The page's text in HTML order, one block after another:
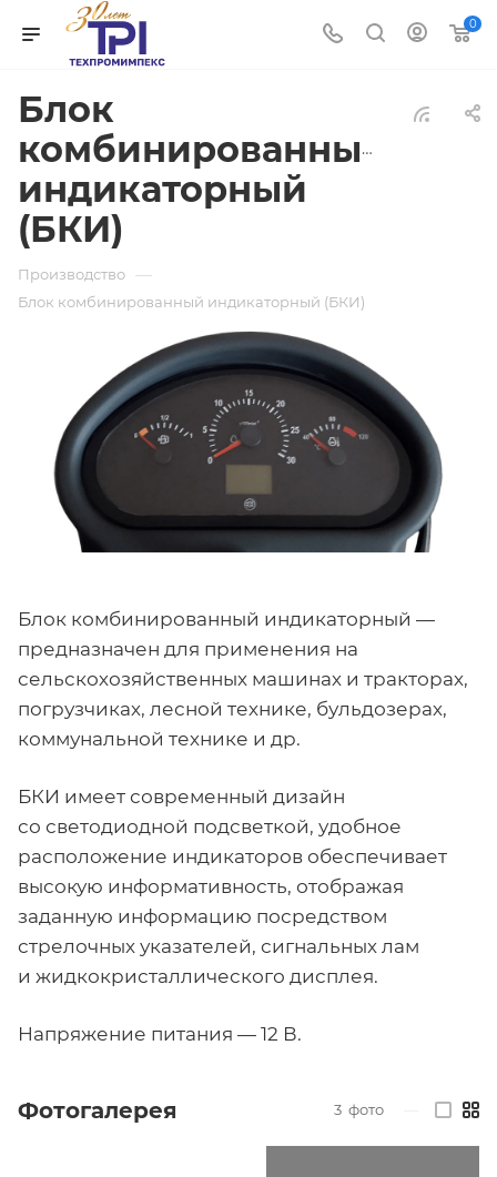
0
Блок
комбинированный
индикаторный
(БКИ)
Производство —
Блок комбинированный индикаторный (БКИ)
Блок комбинированный индикаторный —
предназначен для применения на
сельскохозяйственных машинах и тракторах,
погрузчиках, лесной технике, бульдозерах,
коммунальной технике и др.
БКИ имеет современный дизайн
со светодиодной подсветкой, удобное
расположение индикаторов обеспечивает
высокую информативность, отображая
заданную информацию посредством
стрелочных указателей, сигнальных лам
и жидкокристаллического дисплея.
Напряжение питания — 12 В.
Фотогалерея 3 фото